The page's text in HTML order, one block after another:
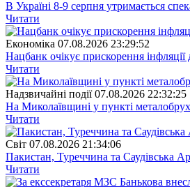
В Україні 8-9 серпня утримається
Читати
Економіка 07.08.2026 23:29:52
Нацбанк очікує прискорення
Читати
Надзвичайні події 07.08.2026 22:32:25
На Миколаївщині у пункті
Читати
Свiт 07.08.2026 21:34:06
Пакистан, Туреччина та Саудівська
Читати